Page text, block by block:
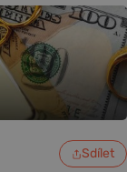
Sdílet